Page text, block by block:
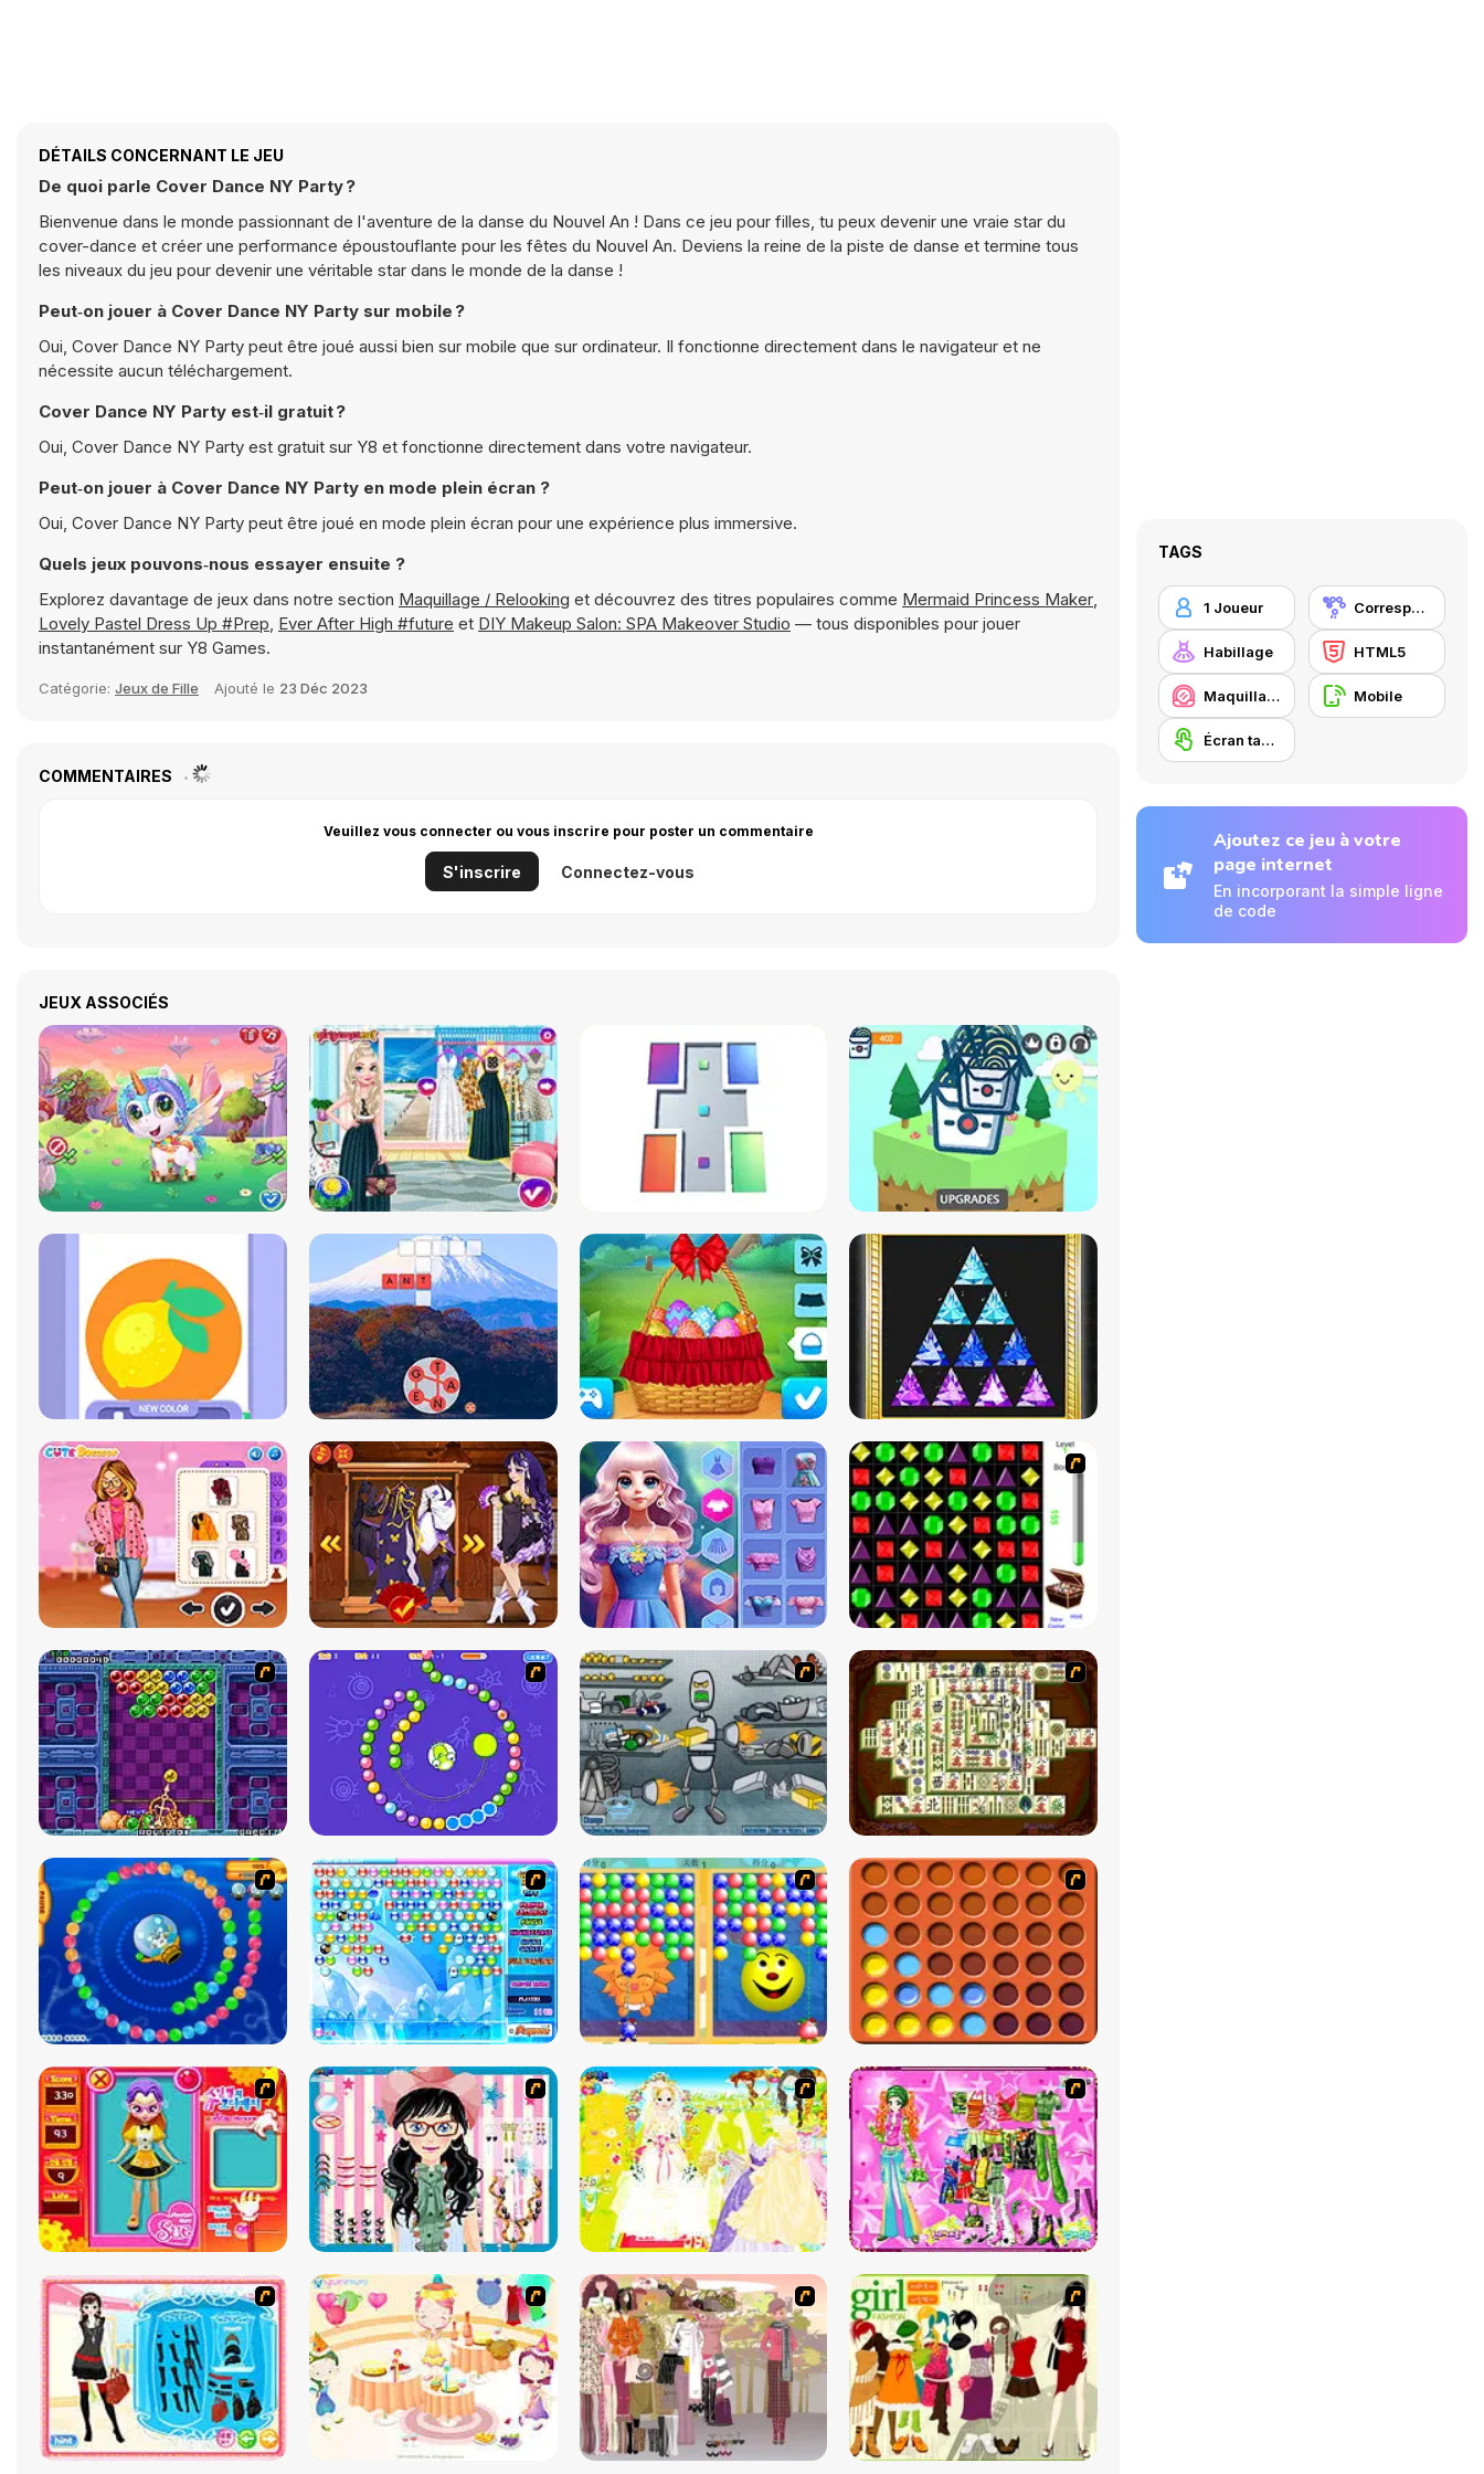
DÉTAILS CONCERNANT LE JEU
De quoi parle Cover Dance NY Party ?
Bienvenue dans le monde passionnant de l'aventure de la danse du Nouvel An ! Dans ce jeu pour filles, tu peux devenir une vraie star du
cover-dance et créer une performance époustouflante pour les fêtes du Nouvel An. Deviens la reine de la piste de danse et termine tous
les niveaux du jeu pour devenir une véritable star dans le monde de la danse !
Peut‑on jouer à Cover Dance NY Party sur mobile ?
Oui, Cover Dance NY Party peut être joué aussi bien sur mobile que sur ordinateur. Il fonctionne directement dans le navigateur et ne
nécessite aucun téléchargement.
Cover Dance NY Party est‑il gratuit ?
Oui, Cover Dance NY Party est gratuit sur Y8 et fonctionne directement dans votre navigateur.
Peut‑on jouer à Cover Dance NY Party en mode plein écran ?
Oui, Cover Dance NY Party peut être joué en mode plein écran pour une expérience plus immersive.
Quels jeux pouvons‑nous essayer ensuite ?
Explorez davantage de jeux dans notre section Maquillage / Relooking et découvrez des titres populaires comme Mermaid Princess Maker,
Lovely Pastel Dress Up #Prep, Ever After High #future et DIY Makeup Salon: SPA Makeover Studio — tous disponibles pour jouer
instantanément sur Y8 Games.
Catégorie: Jeux de Fille Ajouté le 23 Déc 2023
COMMENTAIRES
Veuillez vous connecter ou vous inscrire pour poster un commentaire
S'inscrire Connectez-vous
JEUX ASSOCIÉS
TAGS
1 Joueur Correspondance
Habillage HTML5
Maquillage / Relooking Mobile
Écran tactile
Ajoutez ce jeu à votre
page internet
En incorporant la simple ligne
de code